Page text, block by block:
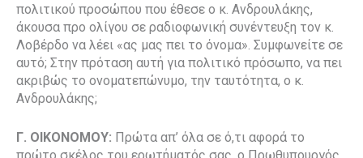
πολιτικού προσώπου που έθεσε ο κ. Ανδρουλάκης,
άκουσα προ ολίγου σε ραδιοφωνική συνέντευξη τον κ.
Λοβέρδο να λέει «ας μας πει το όνομα». Συμφωνείτε σε
αυτό; Στην πρόταση αυτή για πολιτικό πρόσωπο, να πει
ακριβώς το ονοματεπώνυμο, την ταυτότητα, ο κ.
Ανδρουλάκης;
Γ. ΟΙΚΟΝΟΜΟΥ: Πρώτα απ’ όλα σε ό,τι αφορά το
πρώτο σκέλος του ερωτήματός σας, ο Πρωθυπουργός,